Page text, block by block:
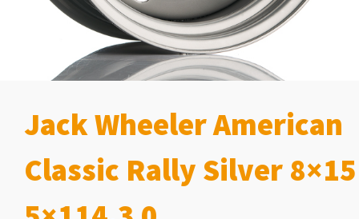
Jack Wheeler American
Classic Rally Silver 8×15